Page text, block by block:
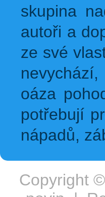
skupina
autoři a
ze své
oáza
potřebují
nápadů,
Copyright ©